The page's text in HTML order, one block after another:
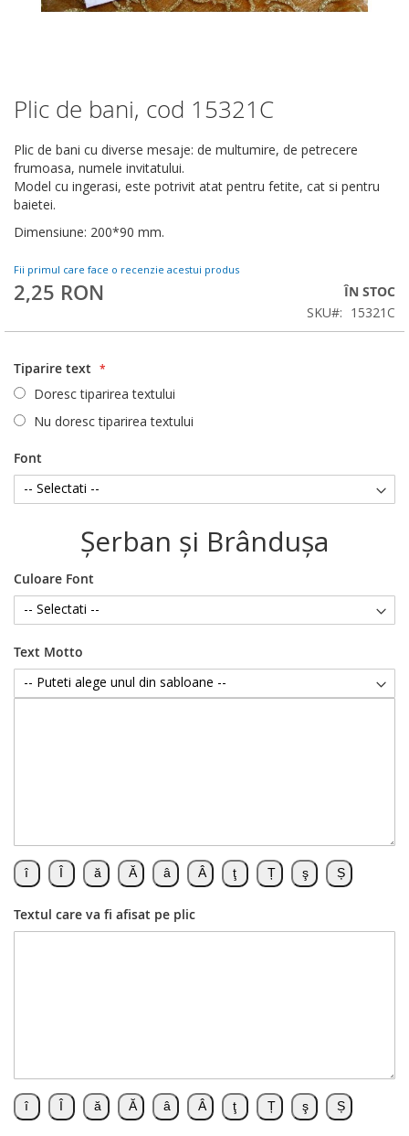
Plic de bani, cod 15321C
Plic de bani cu diverse mesaje: de multumire, de petrecere
frumoasa, numele invitatului.
Model cu ingerasi, este potrivit atat pentru fetite, cat si pentru
baietei.
Dimensiune: 200*90 mm.
Fii primul care face o recenzie acestui produs
2,25 RON
ÎN STOC
SKU
15321C
Tiparire text
Doresc tiparirea textului
Nu doresc tiparirea textului
Font
Şerban şi Brânduşa
Culoare Font
Text Motto
Textul care va fi afisat pe plic
Skip
to
the
beginning
of
the
images
gallery